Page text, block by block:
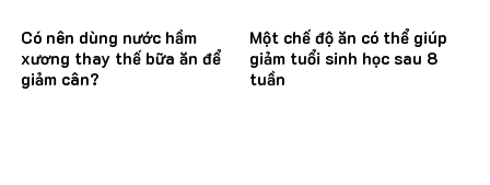
Có nên dùng nước hầm
xương thay thế bữa ăn để
giảm cân?
Một chế độ ăn có thể giúp
giảm tuổi sinh học sau 8
tuần